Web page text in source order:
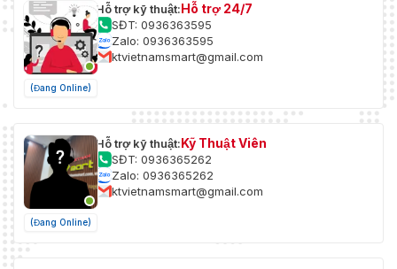
(Đang Online)
Hỗ trợ kỹ thuật:Hỗ trợ 24/7
SĐT: 0936363595
Zalo: 0936363595
ktvietnamsmart@gmail.com
(Đang Online)
Hỗ trợ kỹ thuật:Kỹ Thuật Viên
SĐT: 0936365262
Zalo: 0936365262
ktvietnamsmart@gmail.com